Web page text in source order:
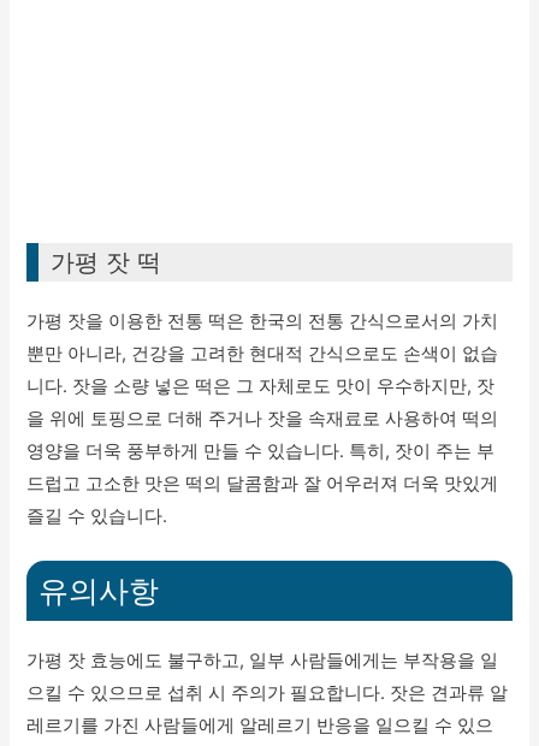
가평 잣 떡
가평 잣을 이용한 전통 떡은 한국의 전통 간식으로서의 가치
뿐만 아니라, 건강을 고려한 현대적 간식으로도 손색이 없습
니다. 잣을 소량 넣은 떡은 그 자체로도 맛이 우수하지만, 잣
을 위에 토핑으로 더해 주거나 잣을 속재료로 사용하여 떡의
영양을 더욱 풍부하게 만들 수 있습니다. 특히, 잣이 주는 부
드럽고 고소한 맛은 떡의 달콤함과 잘 어우러져 더욱 맛있게
즐길 수 있습니다.
유의사항
가평 잣 효능에도 불구하고, 일부 사람들에게는 부작용을 일
으킬 수 있으므로 섭취 시 주의가 필요합니다. 잣은 견과류 알
레르기를 가진 사람들에게 알레르기 반응을 일으킬 수 있으